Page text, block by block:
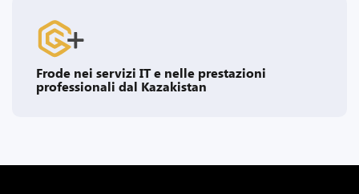
Frode nei servizi IT e nelle prestazioni
professionali dal Kazakistan